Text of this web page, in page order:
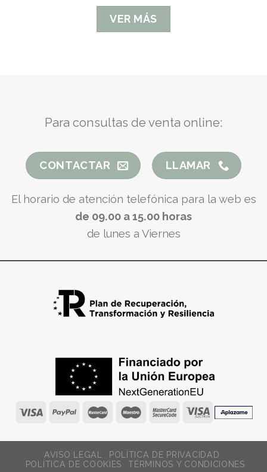
VER MÁS
Para consultas de venta online:
CONTACTAR LLAMAR
El horario de atención telefónica para la web es
de 09.00 a 15.00 horas
de lunes a Viernes
AVISO LEGAL
POLÍTICA DE PRIVACIDAD
POLÍTICA DE COOKIES
TÉRMINOS Y CONDICIONES